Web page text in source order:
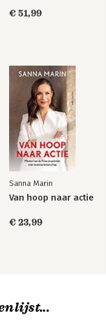
€ 51,99
Sanna Marin
Van hoop naar actie
€ 23,99